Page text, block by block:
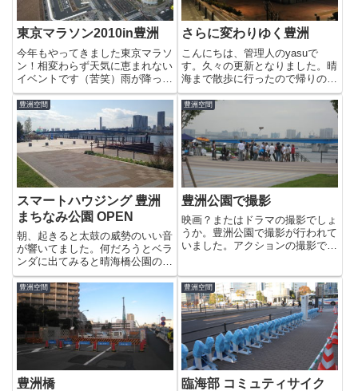
東京マラソン2010in豊洲
今年もやってきました東京マラソ
ン！相変わらず天気に恵まれない
イベントです（苦笑）雨が降って
いたかと思いきや雪まで混じって
いました。先頭集団が近づいてき
たのでマンションから降りて応援
に行ったのですが一瞬のうちに通
り過ぎ、写真を取ることが出来
ま...
さらに変わりゆく豊洲
こんにちは、管理人のyasuで
す。久々の更新となりました。晴
海まで散歩に行ったので帰りの晴
海大橋からパチリ。豊洲を一望で
きる絶景スポットです。対岸のパ
ークタワー晴海も外観が完成（一
番奥のシルエット）、真ん中で光
輝く「ららぽーと豊洲」の右横
に...
豊洲空間
スマートハウジング 豊洲
まちなみ公園 OPEN
朝、起きると太鼓の威勢のいい音
が響いてました。何だろうとベラ
ンダに出てみると晴海橋公園の新
豊洲につながる通路の閉鎖箇所が
無くなっていました。おやぁ?も
しかして、住宅展示場がオープン
した?と思って行ってみると、そ
うでした。どうやら本日オープ
ン...
豊洲空間
豊洲公園で撮影
映画？またはドラマの撮影でしょ
うか。豊洲公園で撮影が行われて
いました。アクションの撮影で、
で、見た方もいらっしゃるかもし
れないですね。キューティーハニ
ー（？）っぽいコスチュームで
す...
豊洲空間
豊洲橋
豊洲空間
臨海部 コミュティサイク